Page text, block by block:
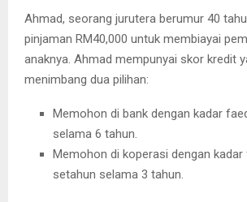
Ahmad, seorang jurutera berumur 40
pinjaman RM40,000 untuk membiayai
anaknya. Ahmad mempunyai skor kredit
menimbang dua pilihan:
Memohon di bank dengan kadar
selama 6 tahun.
Memohon di koperasi dengan kadar
setahun selama 3 tahun.